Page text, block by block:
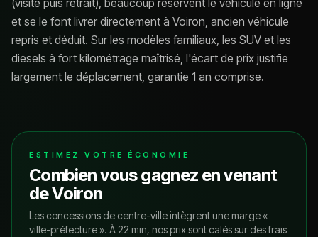
(visite puis retrait), beaucoup réservent le véhicule en ligne
et se le font livrer directement à Voiron, ancien véhicule
repris et déduit. Sur les modèles familiaux, les SUV et les
diesels à fort kilométrage maîtrisé, l'écart de prix justifie
largement le déplacement, garantie 1 an comprise.
ESTIMEZ VOTRE ÉCONOMIE
Combien vous gagnez en venant
deVoiron
Les concessions de centre-ville intègrent une marge «
ville-préfecture ». À 22 min, nos prix sont calés sur des frais